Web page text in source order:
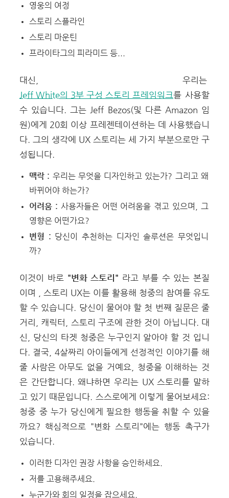
영웅의 여정
스토리 스플라인
스토리 마운틴
프라이타그의 피라미드 등...
대신, 우리는
Jeff White의 3부 구성 스토리 프레임워크를 사용할
수 있습니다. 그는 Jeff Bezos(및 다른 Amazon 임
원)에게 20회 이상 프레젠테이션하는 데 사용했습니
다. 그의 생각에 UX 스토리는 세 가지 부분으로만 구
성됩니다.
맥락 : 우리는 무엇을 디자인하고 있는가? 그리고 왜
바뀌어야 하는가?
어려움 : 사용자들은 어떤 어려움을 겪고 있으며, 그
영향은 어떤가요?
변형 : 당신이 추천하는 디자인 솔루션은 무엇입니
까?
이것이 바로 "변화 스토리" 라고 부를 수 있는 본질
이며 , 스토리 UX는 이를 활용해 청중의 참여를 유도
할 수 있습니다. 당신이 물어야 할 첫 번째 질문은 줄
거리, 캐릭터, 스토리 구조에 관한 것이 아닙니다. 대
신, 당신의 타겟 청중은 누구인지 알아야 할 것 입니
다. 결국, 4살짜리 아이들에게 선정적인 이야기를 해
줄 사람은 아무도 없을 거예요, 청중을 이해하는 것
은 간단합니다. 왜냐하면 우리는 UX 스토리를 말하
고 있기 때문입니다. 스스로에게 이렇게 물어보세요:
청중 중 누가 당신에게 필요한 행동을 취할 수 있을
까요? 핵심적으로 "변화 스토리"에는 행동 촉구가
있습니다.
이러한 디자인 권장 사항을 승인하세요.
저를 고용해주세요.
누군가와 회의 일정을 잡으세요.